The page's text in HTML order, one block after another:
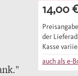
14,00
der
Kasse
auch als e-